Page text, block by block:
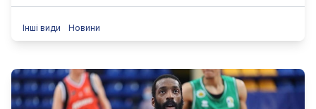
Інші види Новини